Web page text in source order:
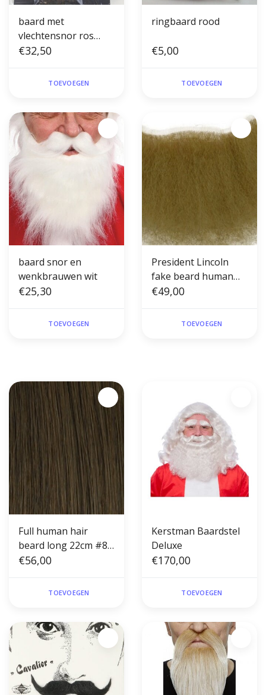
baard met
vlechtensnor ros
handgeknoopt
€32,50
TOEVOEGEN
ringbaard rood
€5,00
TOEVOEGEN
baard snor en
wenkbrauwen wit
€25,30
TOEVOEGEN
President Lincoln
fake beard human
hear #16 (theater)
€49,00
TOEVOEGEN
Full human hair
beard long 22cm #8
(theater)
€56,00
TOEVOEGEN
Kerstman Baardstel
Deluxe
€170,00
TOEVOEGEN